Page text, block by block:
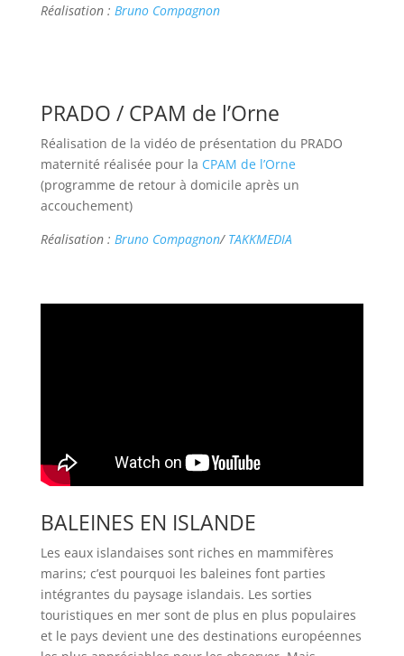
Réalisation : Bruno Compagnon
PRADO / CPAM de l’Orne
Réalisation de la vidéo de présentation du PRADO
maternité réalisée pour la CPAM de l’Orne
(programme de retour à domicile après un
accouchement)
Réalisation : Bruno Compagnon/ TAKKMEDIA
BALEINES EN ISLANDE
Les eaux islandaises sont riches en mammifères
marins; c’est pourquoi les baleines font parties
intégrantes du paysage islandais. Les sorties
touristiques en mer sont de plus en plus populaires
et le pays devient une des destinations européennes